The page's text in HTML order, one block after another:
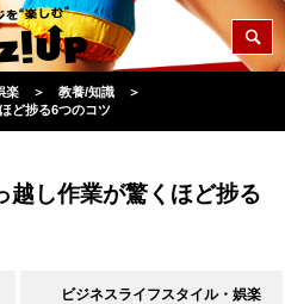
楽 ＞ 教養/知識
＞
ど捗る6つのコツ
越し作業が驚くほど捗る
ビジネスライフスタイル・娯楽